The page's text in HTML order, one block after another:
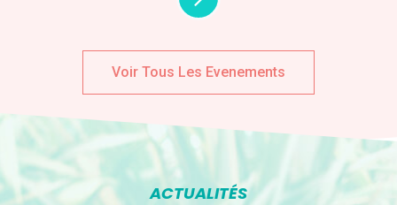
Voir Tous Les Evenements
ACTUALITÉS